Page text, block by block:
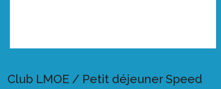
Club LMOE / Petit déjeuner Speed